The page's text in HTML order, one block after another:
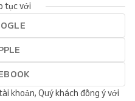
tục với
khoản, Quý khách đồng ý với